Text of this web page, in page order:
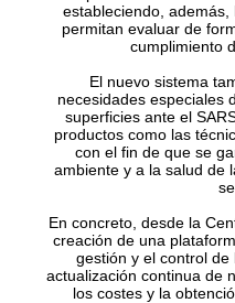
estableciendo,
permitan evaluar de
cumplimiento
El nuevo sistema
necesidades especiales
superficies ante el
productos como las
con el fin de que se
ambiente y a la salud de
En concreto, desde la
creación de una
gestión y el control
actualización continua de
los costes y la